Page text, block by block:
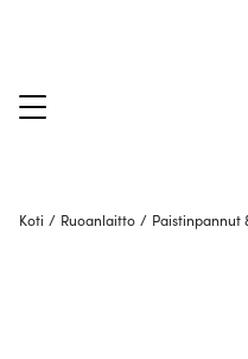
Koti / Ruoanlaitto / Paistinpannut